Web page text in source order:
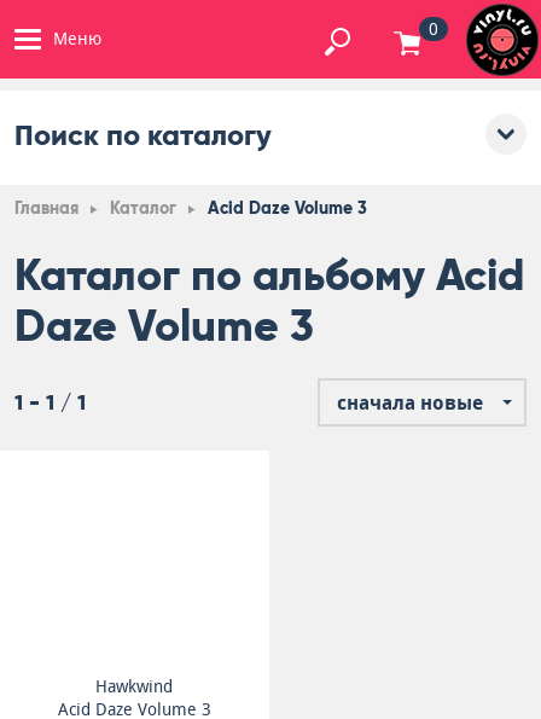
Меню 0
Поиск по каталогу
Главная Каталог Acid Daze Volume 3
Каталог по альбому Acid
Daze Volume 3
1 - 1 / 1 сначала новые
Hawkwind
Acid Daze Volume 3